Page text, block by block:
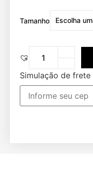
Tamanho
Simulação de frete